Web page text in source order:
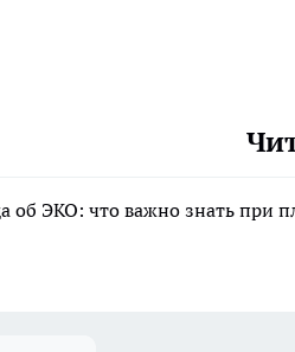
об ЭКО: что важно знать при